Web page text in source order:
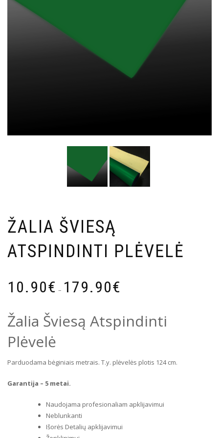
ŽALIA ŠVIESĄ
ATSPINDINTI PLĖVELĖ
10.90€ – 179.90€
179.90€
Žalia Šviesą Atspindinti
Plėvelė
Parduodama bėginiais metrais. T.y. plėvelės plotis 124 cm.
Garantija – 5 metai.
Naudojama profesionaliam apklijavimui
Neblunkanti
Išorės Detalių apklijavimui